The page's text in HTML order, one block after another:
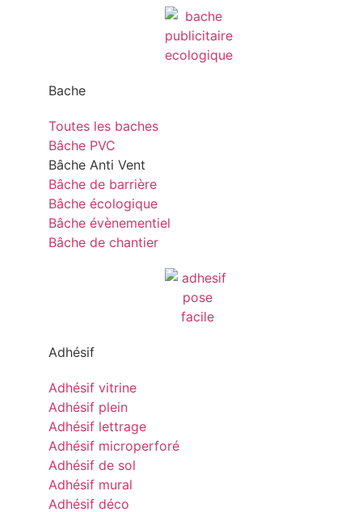
Bache
Toutes les baches
Bâche PVC
Bâche Anti Vent
Bâche de barrière
Bâche écologique
Bâche évènementiel
Bâche de chantier
Adhésif
Adhésif vitrine
Adhésif plein
Adhésif lettrage
Adhésif microperforé
Adhésif de sol
Adhésif mural
Adhésif déco